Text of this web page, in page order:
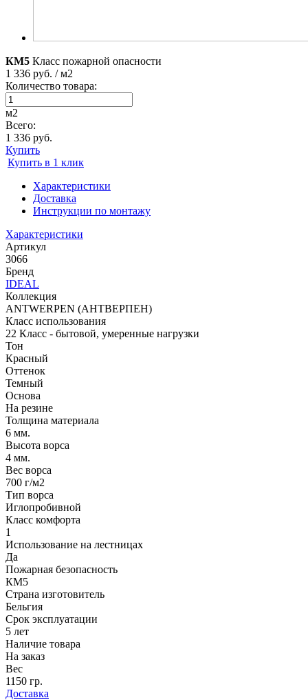
КМ5 Класс пожарной опасности
1 336 руб. / м2
Количество товара:
м2
Всего:
1 336 руб.
Купить
Купить в 1 клик
Характеристики
Доставка
Инструкции по монтажу
Характеристики
Артикул
3066
Бренд
IDEAL
Коллекция
ANTWERPEN (АНТВЕРПЕН)
Класс использования
22 Класс - бытовой, умеренные нагрузки
Тон
Красный
Оттенок
Темный
Основа
На резине
Толщина материала
6 мм.
Высота ворса
4 мм.
Вес ворса
700 г/м2
Тип ворса
Иглопробивной
Класс комфорта
1
Использование на лестницах
Да
Пожарная безопасность
КМ5
Страна изготовитель
Бельгия
Срок эксплуатации
5 лет
Наличие товара
На заказ
Вес
1150 гр.
Доставка